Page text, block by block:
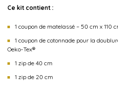
Ce kit contient :
1 coupon de matelassé – 50 cm x 110
1 coupon de cotonnade pour la
Oeko-Tex®
1 zip de 40 cm
1 zip de 20 cm